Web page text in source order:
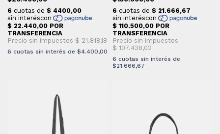
6 cuotas sin interés de $4.400,00
6 cuotas sin interés de
$21.666,67